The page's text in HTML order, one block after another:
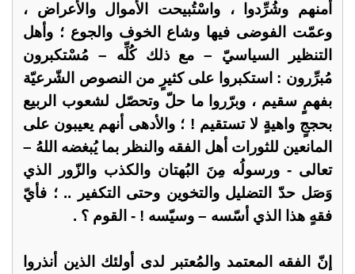
أمنهم وشُرِّدوا ، واسْتُبيحت الأموال والأعراض ،
وعمّت الفوضى فيها وشاع الخوف والجوع ؛ وأهل
التنظير السياسيّ – مع ذلك كُلِّه – مُسْتكبرون
مُبرِّرون : استكبروا على كثيرٍ من النصوص الشّرعيّة
بفهمٍ سقيم ، وبرّروا ما حلّ وتحصّل لشعوب الربيع
بحججٍ واهيةٍ لا تستقيم ! ؛ والأدهى أنهم يعيبون على
المانعين للثورات أهل الفقه والنظر بما يُبغضه اللهُ –
تعالى - ورسولُه مِنَ البُهتان والكذب والزّور الذي
وَصَل حدّ التضليل والتخوين وحتى التكفير .. ؛ فأيّ
فقهٍ هذا الذي أسّسه – وسيّسه ! - القوم ؟ .
إنّ الفقه المعتمد والمُعتبر لدى أولئك الذين أنذروا